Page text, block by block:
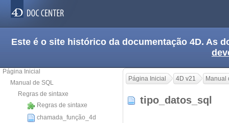
Este é o site histórico da documentação 4D. As
Página Inicial
Manual de SQL
Regras de sintaxe
Regras de sintaxe
chamada_função_4d
Página Inicial 4D v21 Manual
tipo_datos_sql